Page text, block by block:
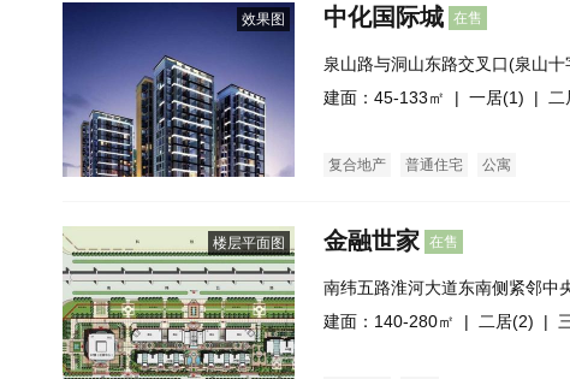
效果图 中化国际城 在售
泉山路与洞山东路交叉口(泉山十
建面：45-133㎡ | 一居(1) | 二
复合地产 普通住宅 公寓
楼层平面图 金融世家 在售
南纬五路淮河大道东南侧紧邻中
府广场
建面：140-280㎡ | 二居(2) |